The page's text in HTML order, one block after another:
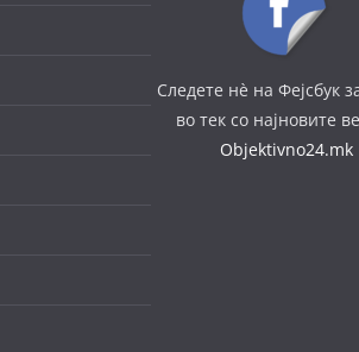
Следете нè на Фејсбук
во тек со најновите
Objektivno24.mk